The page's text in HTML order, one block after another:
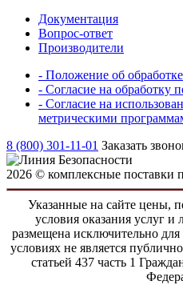
Документация
Вопрос-ответ
Производители
- Положение об
- Согласие на обработку
- Согласие на
метрическими
8 (800) 301-11-01 Заказать
2026 © комплексные поставки
Указанные на сайте цены,
условия оказания услуг
размещена исключительно
условиях не является
статьей 437 часть 1